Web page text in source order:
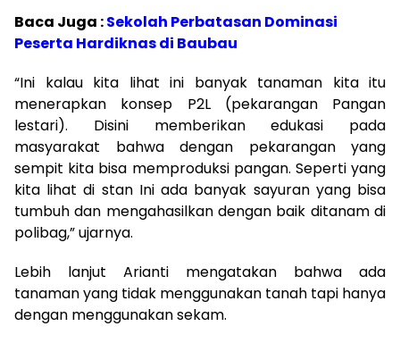
Baca Juga :Sekolah Perbatasan Dominasi
Peserta Hardiknas di Baubau
“Ini kalau kita lihat ini banyak tanaman kita itu
menerapkan konsep P2L (pekarangan Pangan
lestari). Disini memberikan edukasi pada
masyarakat bahwa dengan pekarangan yang
sempit kita bisa memproduksi pangan. Seperti yang
kita lihat di stan Ini ada banyak sayuran yang bisa
tumbuh dan mengahasilkan dengan baik ditanam di
polibag,” ujarnya.
Lebih lanjut Arianti mengatakan bahwa ada
tanaman yang tidak menggunakan tanah tapi hanya
dengan menggunakan sekam.